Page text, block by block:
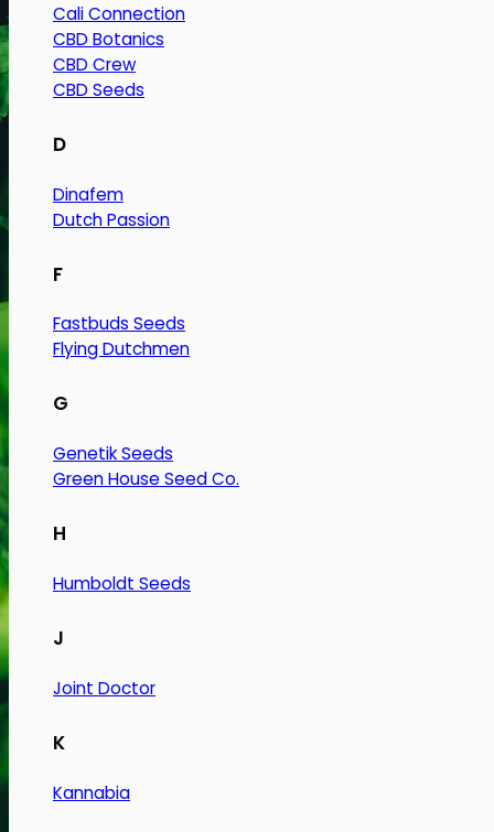
Cali Connection
CBD Botanics
CBD Crew
CBD Seeds
D
Dinafem
Dutch Passion
F
Fastbuds Seeds
Flying Dutchmen
G
Genetik Seeds
Green House Seed Co.
H
Humboldt Seeds
J
Joint Doctor
K
Kannabia